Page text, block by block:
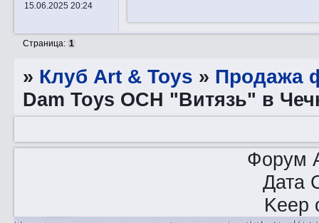
15.06.2025 20:24
Страница: 1
» Клуб Art & Toys » Продажа
Dam Toys ОСН "Витязь" в
Форум
Дата
Keep